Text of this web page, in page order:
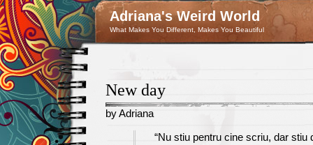
Adriana's Weird World
What Makes You Different, Makes You Beautiful
New day
by Adriana
May
“Nu stiu pentru cine scriu, dar stiu